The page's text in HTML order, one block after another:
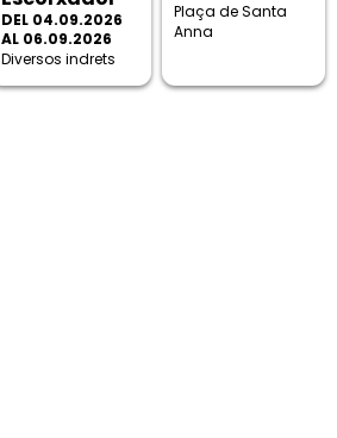
DEL 04.09.2026
AL 06.09.2026
Diversos indrets
Plaça de Santa
Anna